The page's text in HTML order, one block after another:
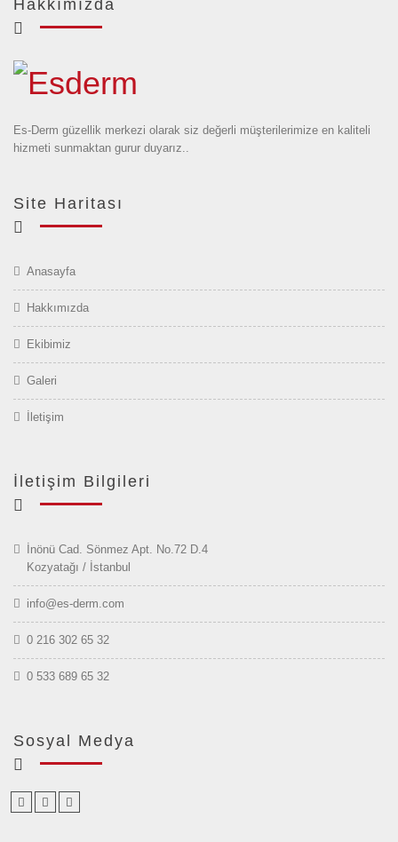
Hakkımızda
Es-Derm güzellik merkezi olarak siz değerli müşterilerimize en kaliteli
hizmeti sunmaktan gurur duyarız..
Site Haritası
Anasayfa
Hakkımızda
Ekibimiz
Galeri
İletişim
İletişim Bilgileri
İnönü Cad. Sönmez Apt. No.72 D.4
Kozyatağı / İstanbul
info@es-derm.com
0 216 302 65 32
0 533 689 65 32
Sosyal Medya